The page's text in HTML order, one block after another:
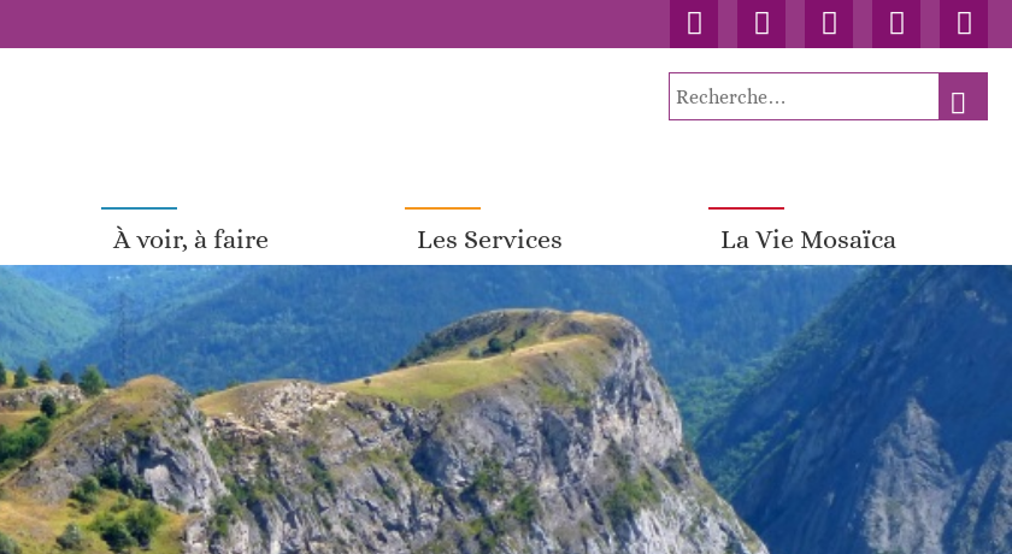
Accueil Contact ConnexionNos
publications
Recherche
pour
À voir, à faire
Agenda du territoire
Les Services
Vie associative
La Vie Mosaïca